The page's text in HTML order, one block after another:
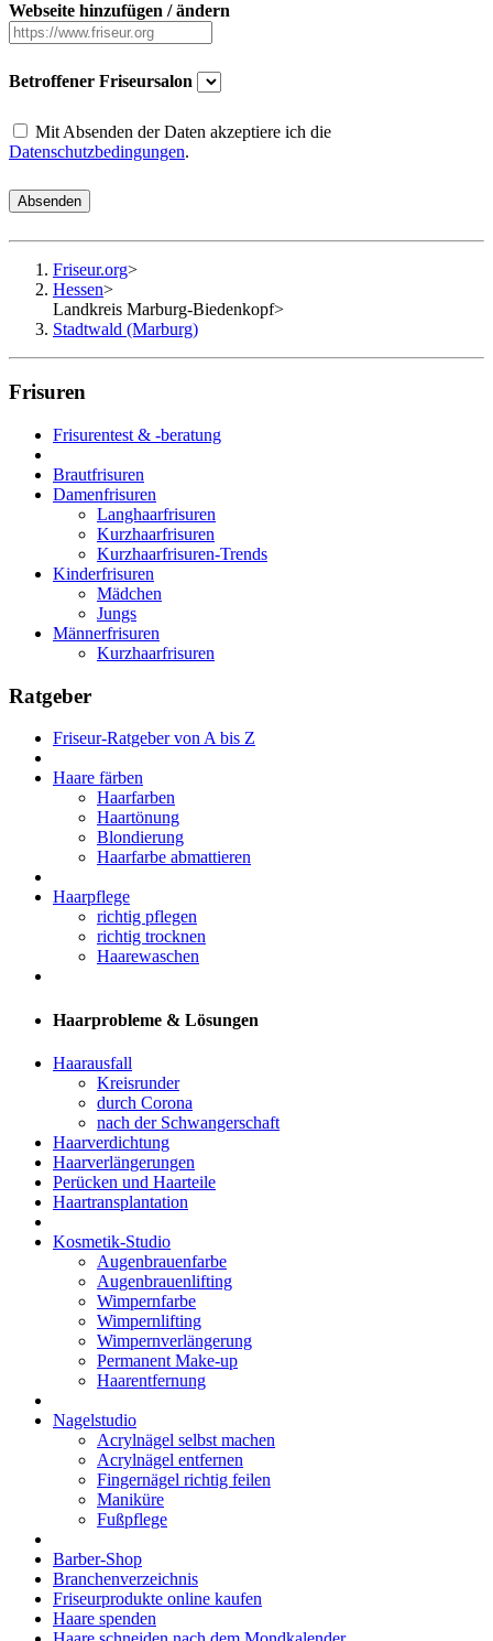
Webseite hinzufügen / ändern
Betroffener Friseursalon
Mit Absenden der Daten akzeptiere ich die
Datenschutzbedingungen.
Absenden
Friseur.org>
Hessen>
Landkreis Marburg-Biedenkopf>
Stadtwald (Marburg)
Frisuren
Frisurentest & -beratung
Brautfrisuren
Damenfrisuren
Langhaarfrisuren
Kurzhaarfrisuren
Kurzhaarfrisuren-Trends
Kinderfrisuren
Mädchen
Jungs
Männerfrisuren
Kurzhaarfrisuren
Ratgeber
Friseur-Ratgeber von A bis Z
Haare färben
Haarfarben
Haartönung
Blondierung
Haarfarbe abmattieren
Haarpflege
richtig pflegen
richtig trocknen
Haarewaschen
Haarprobleme & Lösungen
Haarausfall
Kreisrunder
durch Corona
nach der Schwangerschaft
Haarverdichtung
Haarverlängerungen
Perücken und Haarteile
Haartransplantation
Kosmetik-Studio
Augenbrauenfarbe
Augenbrauenlifting
Wimpernfarbe
Wimpernlifting
Wimpernverlängerung
Permanent Make-up
Haarentfernung
Nagelstudio
Acrylnägel selbst machen
Acrylnägel entfernen
Fingernägel richtig feilen
Maniküre
Fußpflege
Barber-Shop
Branchenverzeichnis
Friseurprodukte online kaufen
Haare spenden